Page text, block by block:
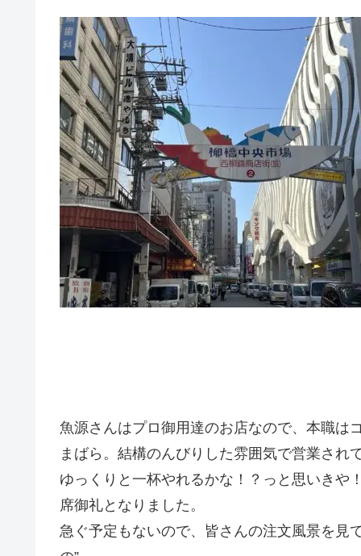
魚源さんはプロ御用達のお店なので、本職は
まばら。結構のんびりした雰囲気で営業され
ゆっくりと一杯やれるかな！？っと思いきや
席御礼となりました。
急ぐ予定もないので、皆さんの注文風景を見